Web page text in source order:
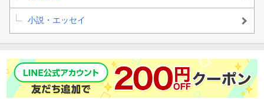
小説・エッセイ